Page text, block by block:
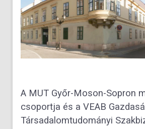
A MUT Győr-Moson-Sopron
csoportja és a VEAB
Társadalomtudományi